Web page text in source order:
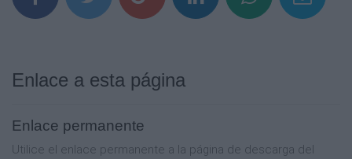
Enlace a esta página
Enlace permanente
Utilice el enlace permanente a la página de descarga del